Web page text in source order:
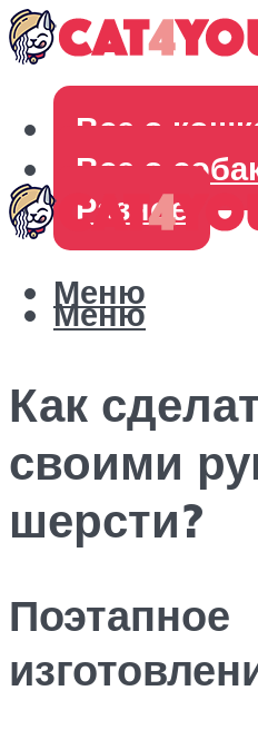
Все о
Все о
Разное
Меню
Меню
Как
своими
шерсти?
Поэтапное